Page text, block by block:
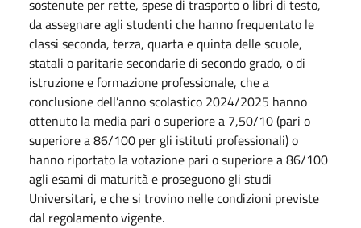
sostenute per rette, spese di trasporto o libri di testo,
da assegnare agli studenti che hanno frequentato le
classi seconda, terza, quarta e quinta delle scuole,
statali o paritarie secondarie di secondo grado, o di
istruzione e formazione professionale, che a
conclusione dell’anno scolastico 2024/2025 hanno
ottenuto la media pari o superiore a 7,50/10 (pari o
superiore a 86/100 per gli istituti professionali) o
hanno riportato la votazione pari o superiore a 86/100
agli esami di maturità e proseguono gli studi
Universitari, e che si trovino nelle condizioni previste
dal regolamento vigente.